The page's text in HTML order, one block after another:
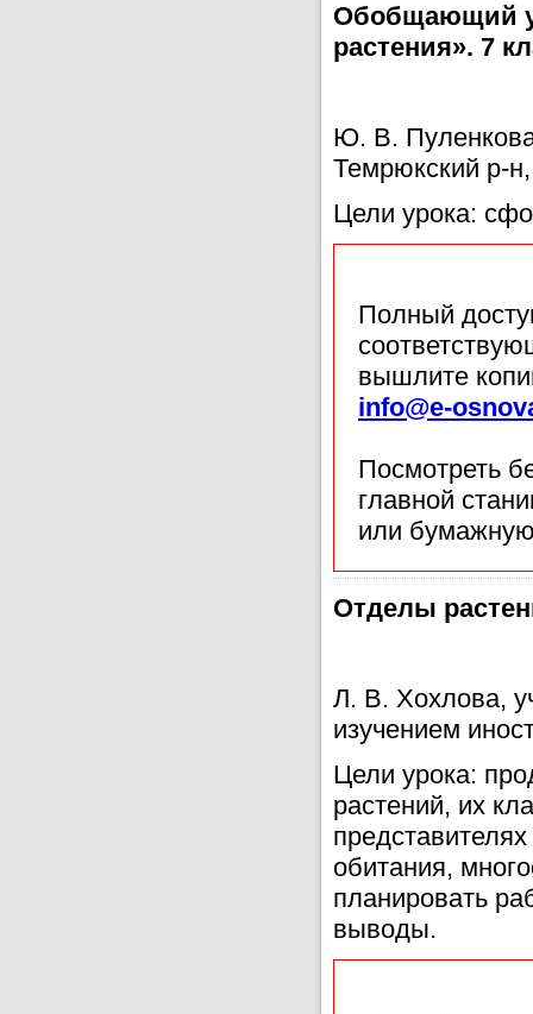
Обобщающий
растения». 7
Ю. В.
Темрюкский р-
Цели урока:
Полный
вышлите
info@e-
Посмотреть
главной
или
Отделы
Л. В. Хохлова,
изучением
Цели урока:
растений, их
обитания,
планировать
выводы.